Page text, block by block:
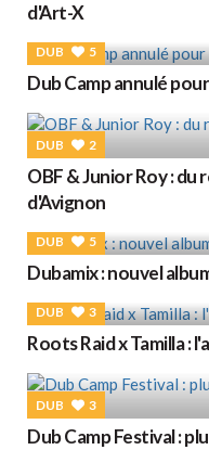
d'Art-X
DUB 5
Dub Camp annulé
DUB 2
OBF & Junior Roy : du
d'Avignon
DUB 5
Dubamix : nouvel
DUB 3
Roots Raid x Tamilla :
DUB 3
Dub Camp Festival :